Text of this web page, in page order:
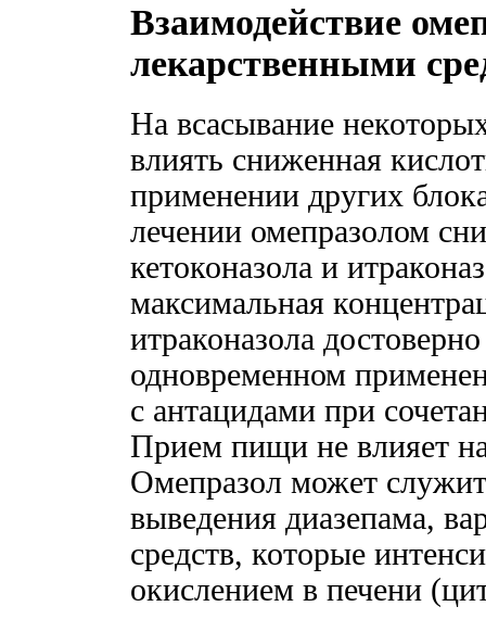
Взаимодействие
лекарственными
На всасывание
влиять сниженная
применении других
лечении омепразолом
кетоконазола и
максимальная
итраконазола
одновременном
с антацидами при
Прием пищи не влияет
Омепразол может
выведения диазепама,
средств, которые
окислением в печени